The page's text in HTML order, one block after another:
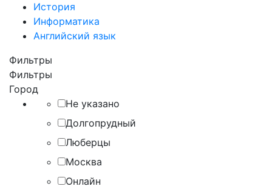
История
Информатика
Английский язык
Фильтры
Фильтры
Город
Не указано
Долгопрудный
Люберцы
Москва
Онлайн